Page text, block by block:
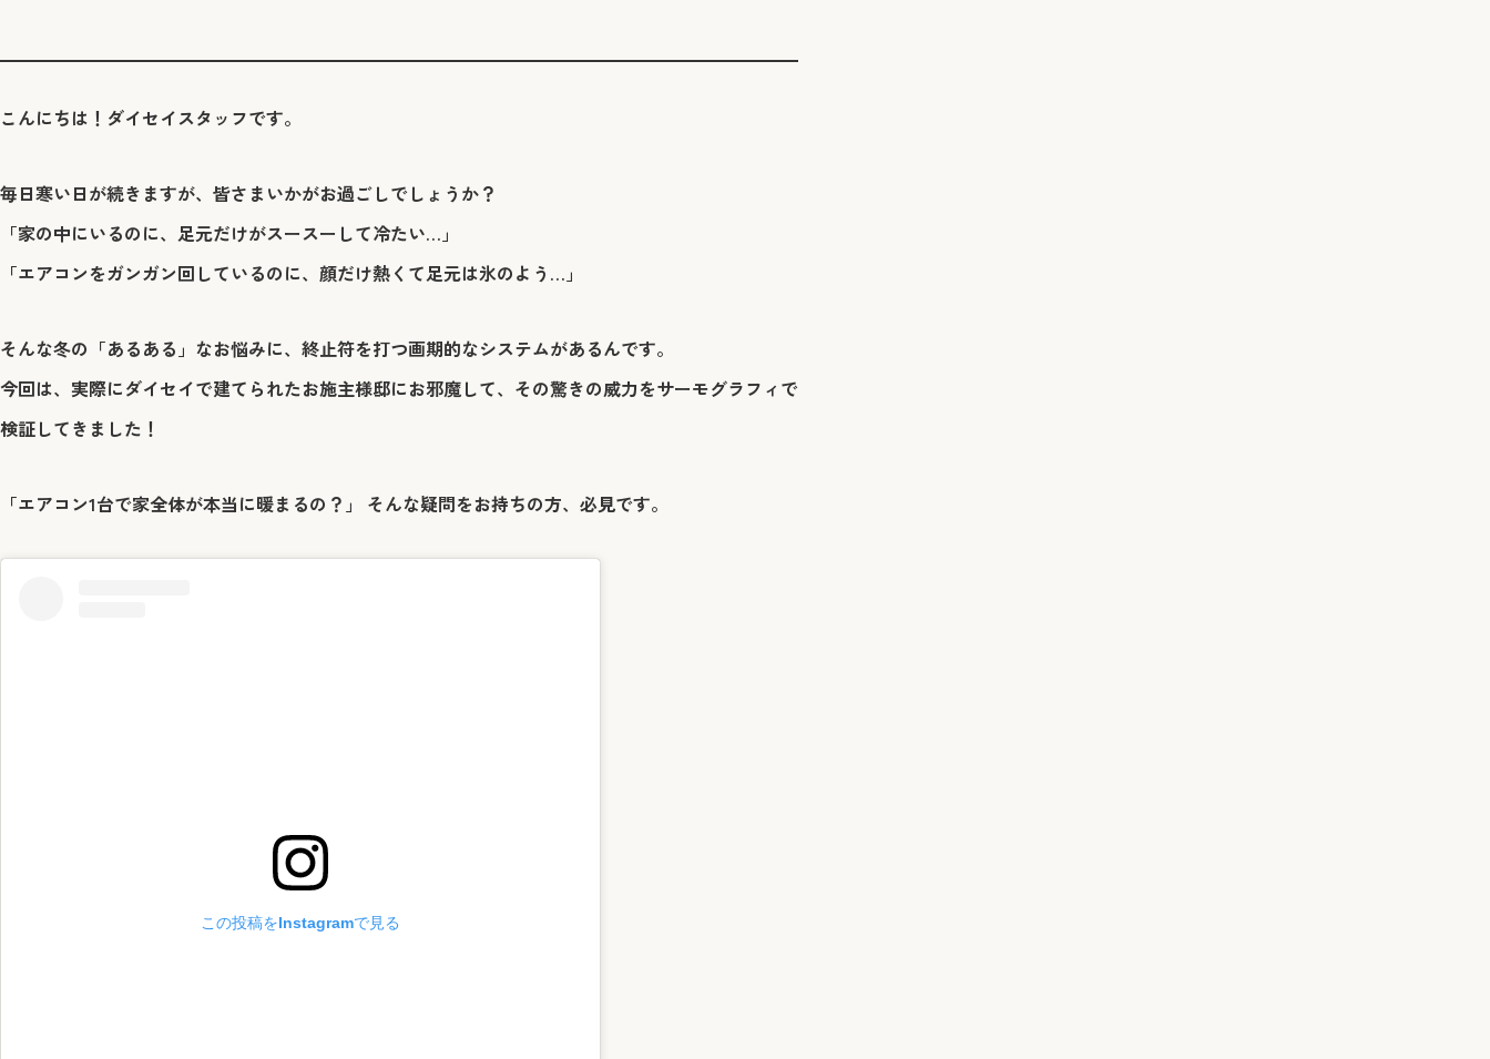
こんにちは！ダイセイスタッフです。
毎日寒い日が続きますが、皆さまいかがお過ごしでしょうか？
「家の中にいるのに、足元だけがスースーして冷たい…」
「エアコンをガンガン回しているのに、顔だけ熱くて足元は氷のよう…」
そんな冬の「あるある」なお悩みに、終止符を打つ画期的なシステムがあるんです。
今回は、実際にダイセイで建てられたお施主様邸にお邪魔して、その驚きの威力をサーモグラフィ で
検証してきました！
「エアコン1台で家全体が本当に暖まるの？」 そんな疑問をお持ちの方、必見です。
この投稿をInstagramで見る